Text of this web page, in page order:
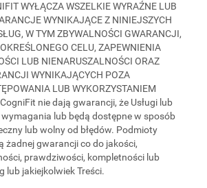
WYŁĄCZA WSZELKIE WYRAŹNE LUB
WYNIKAJĄCE Z NINIEJSZYCH
W TYM ZBYWALNOŚCI GWARANCJI,
CELU, ZAPEWNIENIA
LUB NIENARUSZALNOŚCI ORAZ
WYNIKAJĄCYCH POZA
LUB WYKORZYSTANIEM
nie dają gwarancji, że Usługi lub
wymagania lub będą dostępne w sposób
lub wolny od błędów. Podmioty
żadnej gwarancji co do jakości,
prawdziwości, kompletności lub
lub jakiejkolwiek Treści.